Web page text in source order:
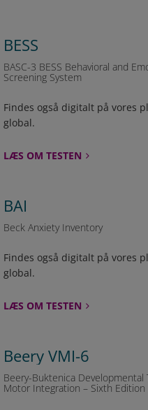
BESS
BASC-3 BESS Behavioral and
Screening System
Findes også digitalt på vores
global.
LÆS OM TESTEN
BAI
Beck Anxiety Inventory
Findes også digitalt på vores
global.
LÆS OM TESTEN
Beery VMI-6
Beery-Buktenica Developmental
Motor Integration – Sixth Edition